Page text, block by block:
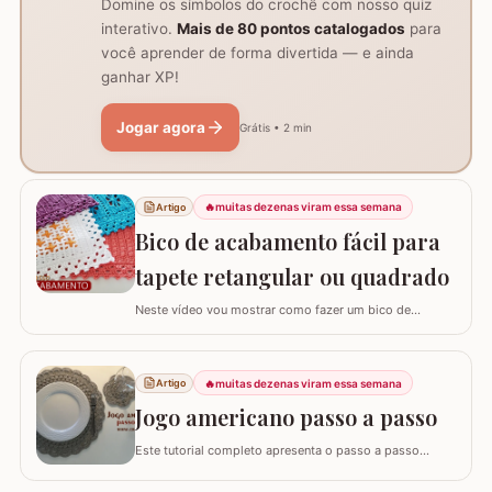
Domine os símbolos do crochê com nosso quiz
interativo. Mais de 80 pontos catalogados para
você aprender de forma divertida — e ainda
ganhar XP!
Jogar agora Grátis • 2 min
Artigo 🔥muitas dezenas viram essa semana
Bico de acabamento fácil para
tapete retangular ou quadrado
Neste vídeo vou mostrar como fazer um bico de
retangular ou quadrado. Fiz o bico de acabamento em 4
modelos de tapete com tamanhos e larguras diferentes
e assim consigo explicar algumas formas fáceis de
adaptar para outros tamanhos. No vídeo utilizei…
Artigo 🔥muitas dezenas viram essa semana
Jogo americano passo a passo
Este tutorial completo apresenta o passo a passo